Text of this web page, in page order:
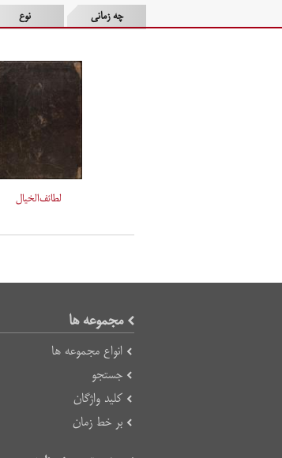
چه زمانی نوع
لطائف‌الخیال
مجموعه ها
انواع مجموعه ها
جستجو
کلید واژگان
بر خط زمان